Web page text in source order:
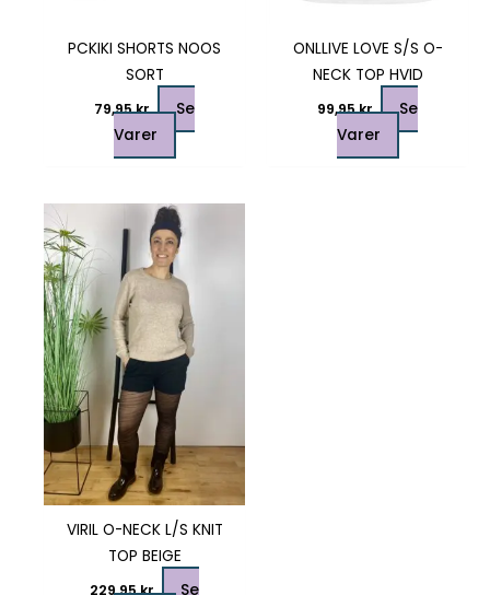
PCKIKI SHORTS NOOS
SORT
79,95kr.
Se
Varer
ONLLIVE LOVE S/S O-
NECK TOP HVID
99,95kr.
Se
Varer
VIRIL O-NECK L/S KNIT
TOP BEIGE
229,95kr.
Se
Dette
vare
har
flere
varianter.
Mulighederne
kan
vælges
på
varesiden